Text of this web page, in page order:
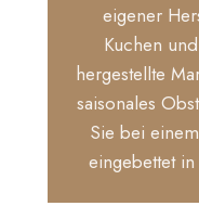
eigener
Kuchen
hergestellte
saisonales
Sie bei
eingebettet